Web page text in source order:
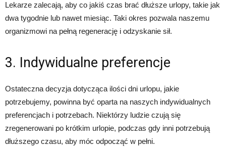
Lekarze zalecają, aby co jakiś czas brać dłuższe urlopy, takie jak
dwa tygodnie lub nawet miesiąc. Taki okres pozwala naszemu
organizmowi na pełną regenerację i odzyskanie sił.
3. Indywidualne preferencje
Ostateczna decyzja dotycząca ilości dni urlopu, jakie
potrzebujemy, powinna być oparta na naszych indywidualnych
preferencjach i potrzebach. Niektórzy ludzie czują się
zregenerowani po krótkim urlopie, podczas gdy inni potrzebują
dłuższego czasu, aby móc odpocząć w pełni.